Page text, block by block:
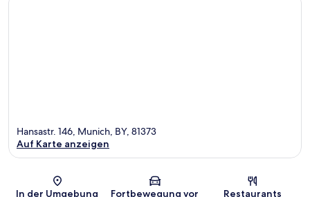
Karte
Hansastr. 146, Munich, BY, 81373
Auf Karte anzeigen
In der Umgebung
Fortbewegung vor
Restaurants